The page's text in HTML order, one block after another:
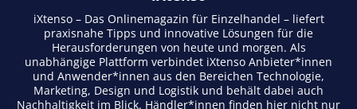
iXtenso – Das Onlinemagazin für Einzelhandel – liefert
praxisnahe Tipps und innovative Lösungen für die
Herausforderungen von heute und morgen. Als
unabhängige Plattform verbindet iXtenso Anbieter*innen
und Anwender*innen aus den Bereichen Technologie,
Marketing, Design und Logistik und behält dabei auch
Nachhaltigkeit im Blick. Händler*innen finden hier nicht nur